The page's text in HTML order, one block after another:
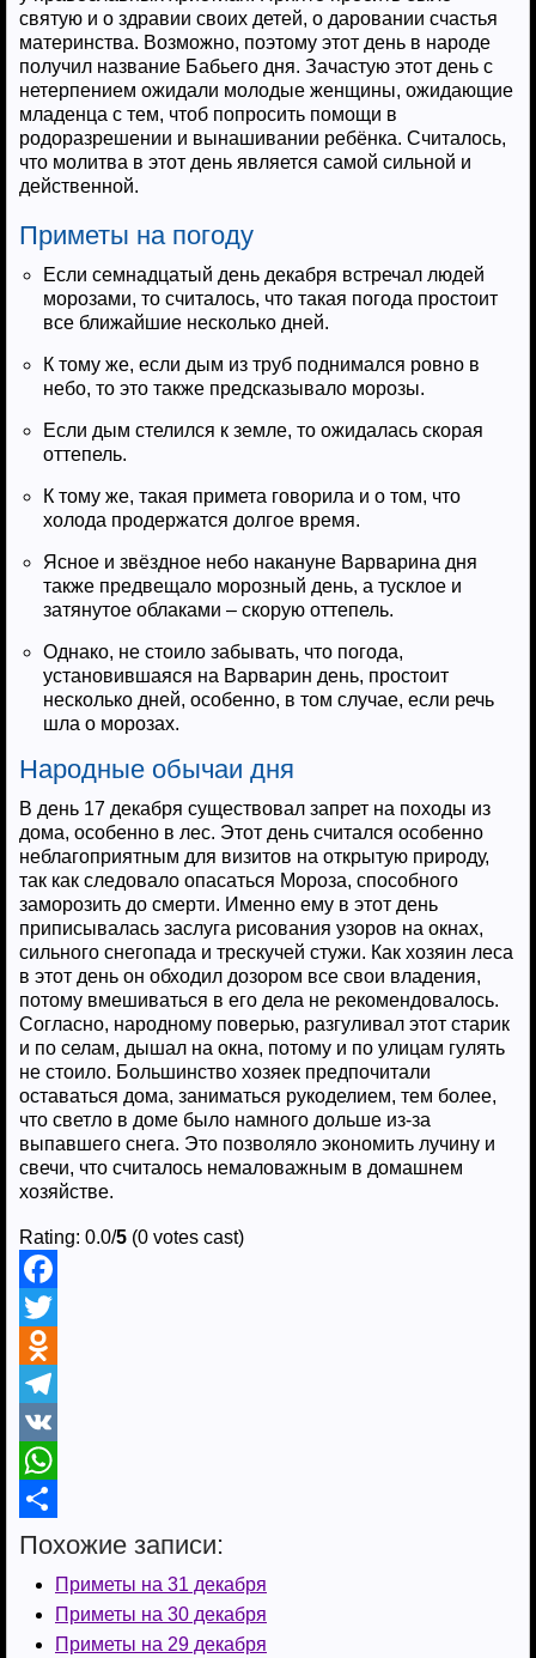
святую и о здравии своих детей, о даровании счастья
материнства. Возможно, поэтому этот день в народе
получил название Бабьего дня. Зачастую этот день с
нетерпением ожидали молодые женщины, ожидающие
младенца с тем, чтоб попросить помощи в
родоразрешении и вынашивании ребёнка. Считалось,
что молитва в этот день является самой сильной и
действенной.
Приметы на погоду
Если семнадцатый день декабря встречал людей
морозами, то считалось, что такая погода простоит
все ближайшие несколько дней.
К тому же, если дым из труб поднимался ровно в
небо, то это также предсказывало морозы.
Если дым стелился к земле, то ожидалась скорая
оттепель.
К тому же, такая примета говорила и о том, что
холода продержатся долгое время.
Ясное и звёздное небо накануне Варварина дня
также предвещало морозный день, а тусклое и
затянутое облаками – скорую оттепель.
Однако, не стоило забывать, что погода,
установившаяся на Варварин день, простоит
несколько дней, особенно, в том случае, если речь
шла о морозах.
Народные обычаи дня
В день 17 декабря существовал запрет на походы из
дома, особенно в лес. Этот день считался особенно
неблагоприятным для визитов на открытую природу,
так как следовало опасаться Мороза, способного
заморозить до смерти. Именно ему в этот день
приписывалась заслуга рисования узоров на окнах,
сильного снегопада и трескучей стужи. Как хозяин леса
в этот день он обходил дозором все свои владения,
потому вмешиваться в его дела не рекомендовалось.
Согласно, народному поверью, разгуливал этот старик
и по селам, дышал на окна, потому и по улицам гулять
не стоило. Большинство хозяек предпочитали
оставаться дома, заниматься рукоделием, тем более,
что светло в доме было намного дольше из-за
выпавшего снега. Это позволяло экономить лучину и
свечи, что считалось немаловажным в домашнем
хозяйстве.
Rating: 0.0/5 (0 votes cast)
F
a
c
e
b
o
o
T
w
e
O
d
n
o
k
T
e
e
V
K
W
h
О
Похожие записи:
Приметы на 31 декабря
Приметы на 30 декабря
Приметы на 29 декабря